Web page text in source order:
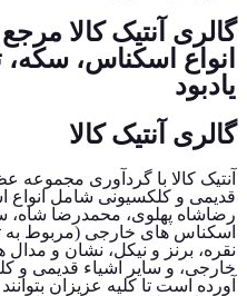
گالری آنتیک کالا
انواع اسکناس،
یادبود
گالری آنتیک کالا
آنتیک کالا با گردآوری مجموعه
قدیمی و کلکسیونی شامل انواع
رضاشاه پهلوی، محمدرضا
اسکناس های خارجی (مربوط به
نقره، برنز و نیکل، نشان و مدال
خارجی، و سایر اشیاء قدیمی و
آورده است تا کلیه عزیزان